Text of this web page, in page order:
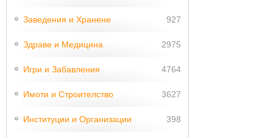
Заведения и Хранене 927
Здраве и Медицина 2975
Игри и Забавления 4764
Имоти и Строителство 3627
Институции и Организации 398